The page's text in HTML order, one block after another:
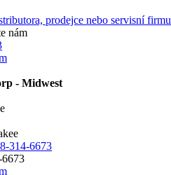
prodejce nebo servisní firmu
nám
- Midwest
314-6673